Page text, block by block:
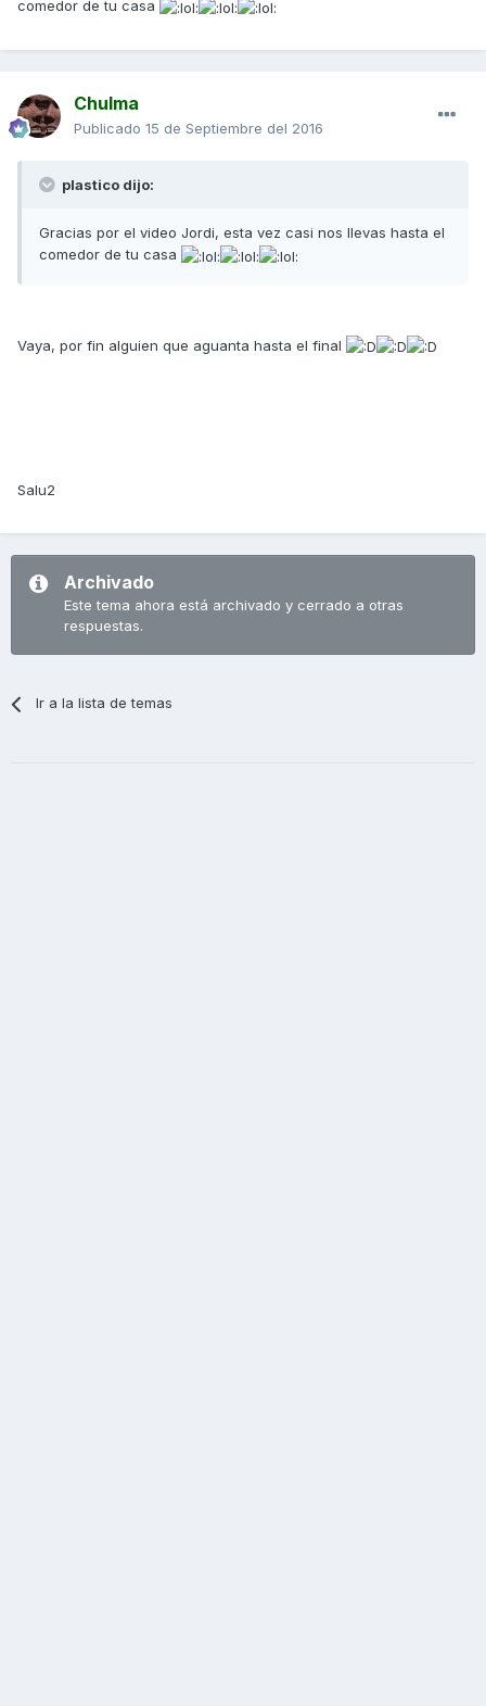
comedor de tu casa
Chulma
Publicado 15 de Septiembre del 2016
plastico dijo:
Gracias por el video Jordi, esta vez casi nos llevas hasta el
comedor de tu casa
Vaya, por fin alguien que aguanta hasta el final
Salu2
Archivado
Este tema ahora está archivado y cerrado a otras
respuestas.
Ir a la lista de temas